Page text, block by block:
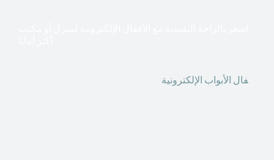
فال الأبواب الإلكترونية